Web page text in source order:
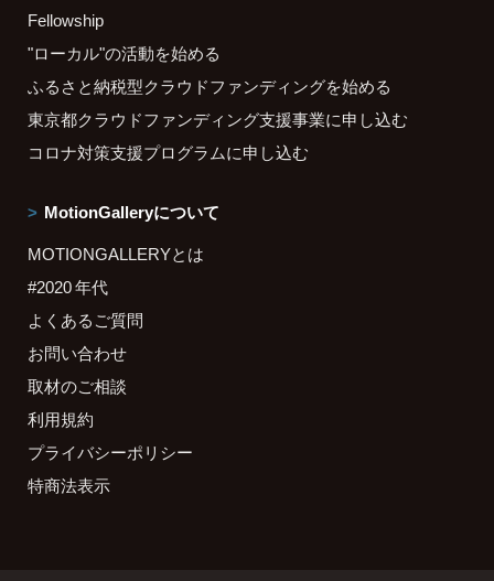
Fellowship
"ローカル"の活動を始める
ふるさと納税型クラウドファンディングを始める
東京都クラウドファンディング支援事業に申し込む
コロナ対策支援プログラムに申し込む
MotionGalleryについて
MOTIONGALLERYとは
#2020 年代
よくあるご質問
お問い合わせ
取材のご相談
利用規約
プライバシーポリシー
特商法表示